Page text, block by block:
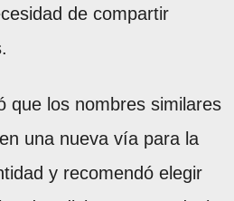
de compartir
que los nombres similares
una nueva vía para la
y recomendó elegir